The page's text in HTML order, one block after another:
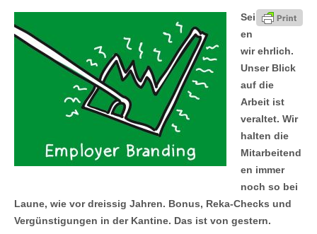
Sei
en
wir ehrlich.
Unser Blick
auf die
Arbeit ist
veraltet. Wir
halten die
Mitarbeitend
en immer
noch so bei
Laune, wie vor dreissig Jahren. Bonus, Reka-Checks und
Vergünstigungen in der Kantine. Das ist von gestern.